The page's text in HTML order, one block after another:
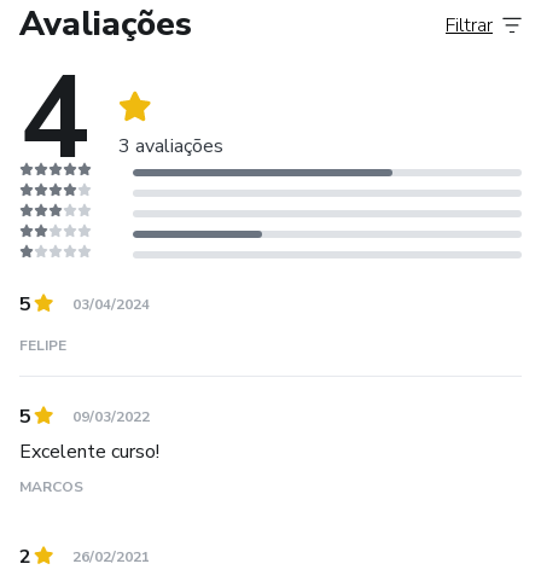
Avaliações
4 3 avaliações
Filtrar
5 03/04/2024
FELIPE
5 09/03/2022
Excelente curso!
MARCOS
2 26/02/2021